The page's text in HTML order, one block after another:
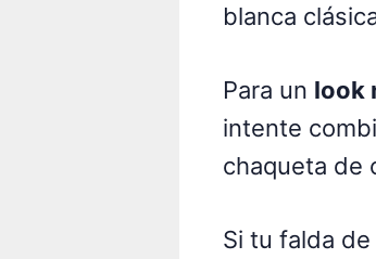
blanca
Para un look
intente
chaqueta de
Si tu falda